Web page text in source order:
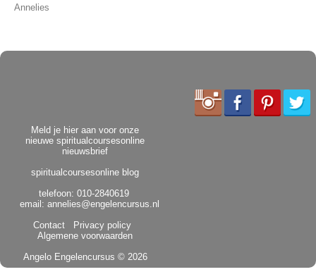
Annelies
Meld je hier aan voor onze
nieuwe spiritualcoursesonline
nieuwsbrief
spiritualcoursesonline blog
telefoon: 010-2840619
email: annelies@engelencursus.nl
Contact
Privacy policy
Algemene voorwaarden
Angelo Engelencursus © 2026